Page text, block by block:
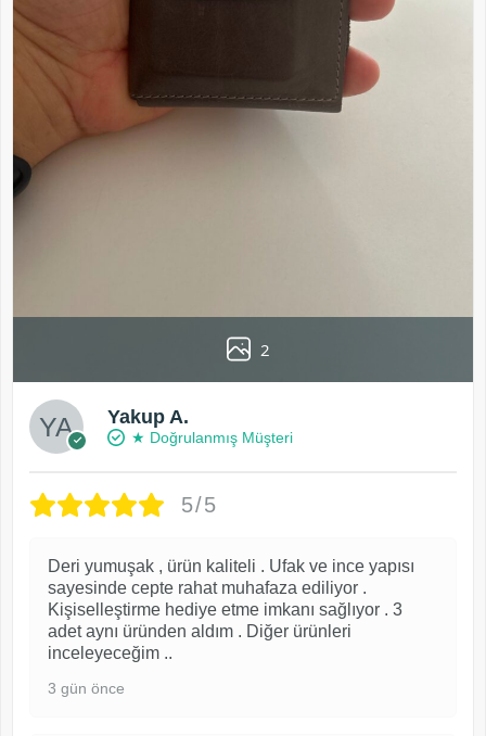
2
Yakup A.
★ Doğrulanmış Müşteri
5/5
Deri yumuşak , ürün kaliteli . Ufak ve ince yapısı
sayesinde cepte rahat muhafaza ediliyor .
Kişiselleştirme hediye etme imkanı sağlıyor . 3
adet aynı üründen aldım . Diğer ürünleri
inceleyeceğim ..
3 gün önce